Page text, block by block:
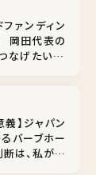
ァンディン
岡田代表の
げたい！」
義】ジャパン
バーブホー
は、私が施